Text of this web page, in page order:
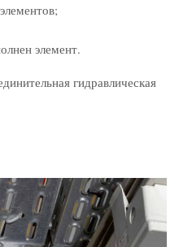
элемент.
гидравлическая